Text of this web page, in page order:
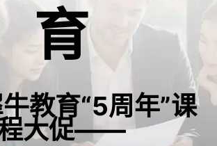
育
教育“5周年”课
大促——